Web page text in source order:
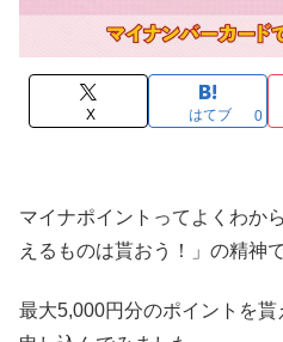
X はてブ 0
マイナポイントってよくわか
えるものは貰おう！」の精神
最大5,000円分のポイントを